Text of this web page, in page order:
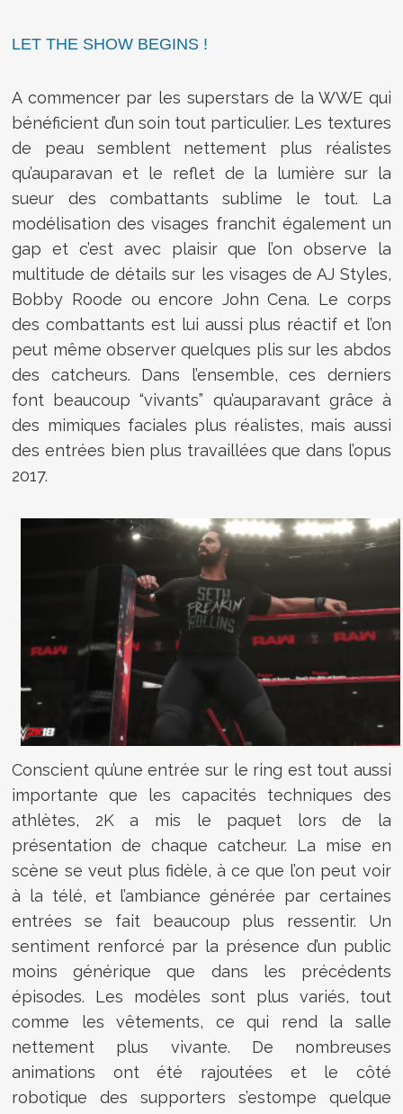
LET THE SHOW BEGINS !
A commencer par les superstars de la WWE qui
bénéficient d’un soin tout particulier. Les textures
de peau semblent nettement plus réalistes
qu’auparavan et le reflet de la lumière sur la
sueur des combattants sublime le tout. La
modélisation des visages franchit également un
gap et c’est avec plaisir que l’on observe la
multitude de détails sur les visages de AJ Styles,
Bobby Roode ou encore John Cena. Le corps
des combattants est lui aussi plus réactif et l’on
peut même observer quelques plis sur les abdos
des catcheurs. Dans l’ensemble, ces derniers
font beaucoup “vivants” qu’auparavant grâce à
des mimiques faciales plus réalistes, mais aussi
des entrées bien plus travaillées que dans l’opus
2017.
Conscient qu’une entrée sur le ring est tout aussi
importante que les capacités techniques des
athlètes, 2K a mis le paquet lors de la
présentation de chaque catcheur. La mise en
scène se veut plus fidèle, à ce que l’on peut voir
à la télé, et l’ambiance générée par certaines
entrées se fait beaucoup plus ressentir. Un
sentiment renforcé par la présence d’un public
moins générique que dans les précédents
épisodes. Les modèles sont plus variés, tout
comme les vêtements, ce qui rend la salle
nettement plus vivante. De nombreuses
animations ont été rajoutées et le côté
robotique des supporters s’estompe quelque